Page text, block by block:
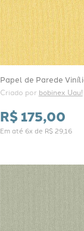
Papel de Parede
Criado por bobinex Uau!
R$175,00
Em até 6x de R$ 29,16